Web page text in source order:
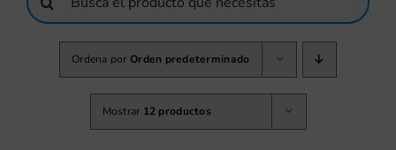
Ordena por Orden predeterminado
Mostrar 12 productos